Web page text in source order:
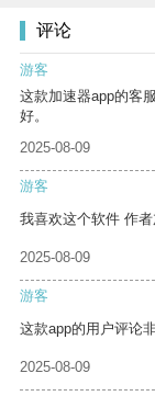
评论
游客
这款加速器app的客
好。
2025-08-09
游客
我喜欢这个软件 作者
2025-08-09
游客
这款app的用户评论
2025-08-09